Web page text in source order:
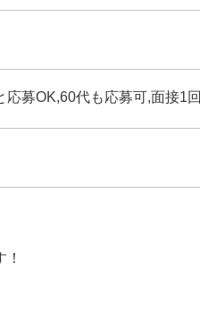
募OK,60代も応募可,面接1回